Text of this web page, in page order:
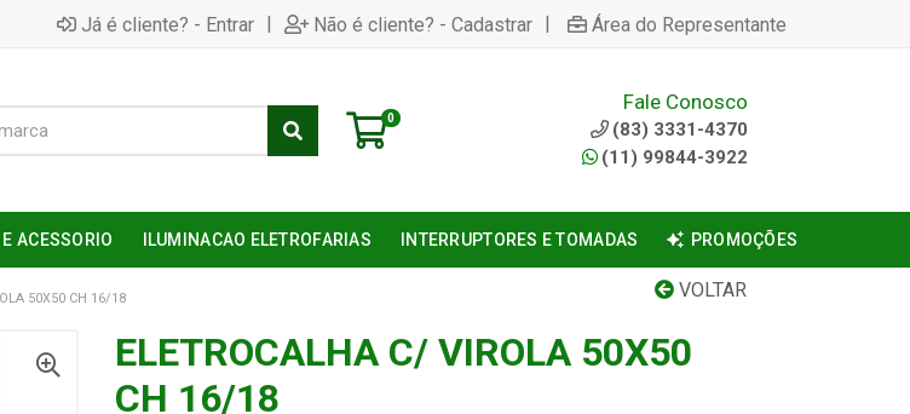
Já é cliente? - Entrar | Não é cliente? - Cadastrar | Área do Representante
0
Fale Conosco
(83) 3331-4370
(11) 99844-3922
ACESSORIO ILUMINACAO ELETROFARIAS INTERRUPTORES E TOMADAS PROMOÇÕES
VOLTAR
50X50 CH 16/18
ELETROCALHA C/ VIROLA 50X50
CH 16/18